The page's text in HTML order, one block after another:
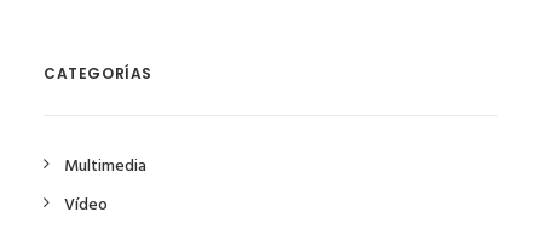
CATEGORÍAS
Multimedia
Vídeo